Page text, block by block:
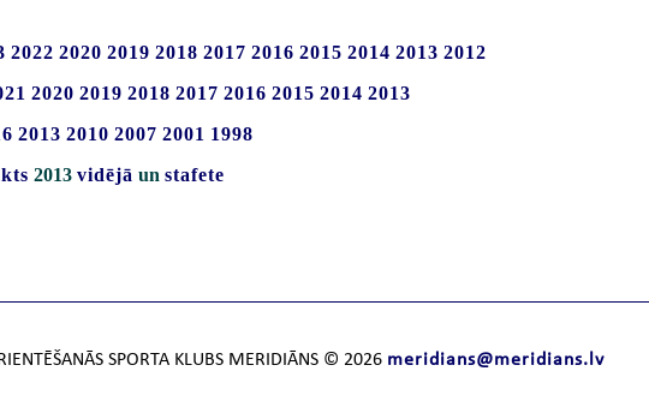
2022 2020 2019 2018 2017 2016 2015 2014 2013 2012
2020 2019 2018 2017 2016 2015 2014 2013
2013 2010 2007 2001 1998
2013 vidējā un stafete
SPORTA KLUBS MERIDIĀNS © 2026 meridians@meridians.lv